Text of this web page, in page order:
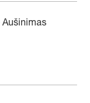
Aušinimas